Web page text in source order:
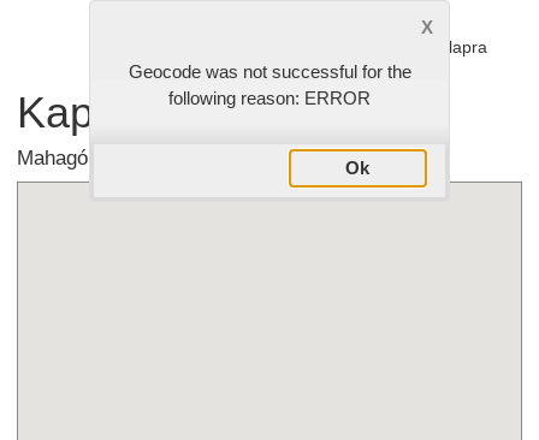
Vissza az étlapra
Kapcsolat
Mahagóni Étterem & Pizzéria - Tata
Geocode was not successful for the
following reason: ERROR
Ok